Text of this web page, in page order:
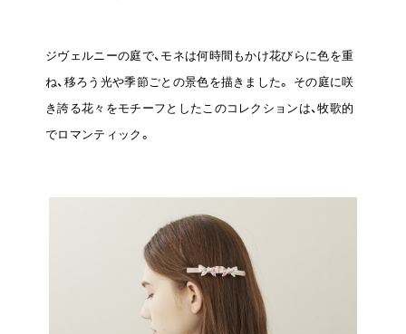
お修理について
ジヴェルニーの庭で、モネは何時間もかけ花びらに色を重
ね、移ろう光や季節ごとの景色を描きました。 その庭に咲
き誇る花々をモチーフとしたこのコレクションは、牧歌的
でロマンティック。